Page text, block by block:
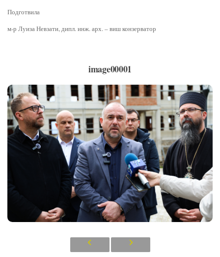
Подготвила
м-р Луиза Невзати, дипл. инж. арх. – виш конзерватор
image00001